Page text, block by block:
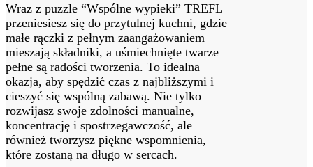
Wraz z puzzle “Wspólne wypieki” TREFL
przeniesiesz się do przytulnej kuchni, gdzie
małe rączki z pełnym zaangażowaniem
mieszają składniki, a uśmiechnięte twarze
pełne są radości tworzenia. To idealna
okazja, aby spędzić czas z najbliższymi i
cieszyć się wspólną zabawą. Nie tylko
rozwijasz swoje zdolności manualne,
koncentrację i spostrzegawczość, ale
również tworzysz piękne wspomnienia,
które zostaną na długo w sercach.